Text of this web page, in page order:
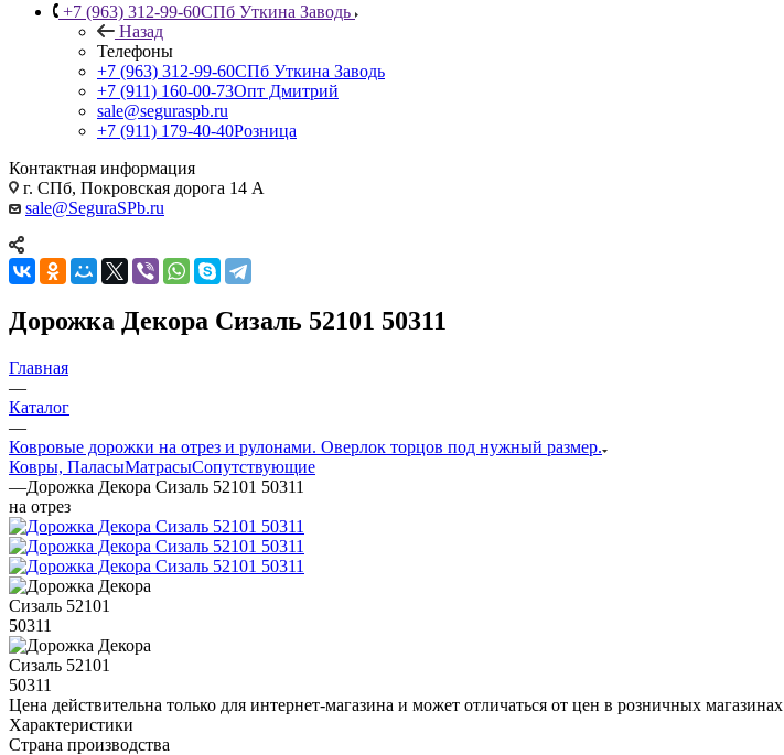
+7 (963) 312-99-60СПб Уткина Заводь
Назад
Телефоны
+7 (963) 312-99-60СПб Уткина Заводь
+7 (911) 160-00-73Опт Дмитрий
sale@seguraspb.ru
+7 (911) 179-40-40Розница
Контактная информация
г. СПб, Покровская дорога 14 А
sale@SeguraSPb.ru
Дорожка Декора Сизаль 52101 50311
Главная
—
Каталог
—
Ковровые дорожки на отрез и рулонами. Оверлок торцов под нужный размер.
Ковры, ПаласыМатрасыСопутствующие
—Дорожка Декора Сизаль 52101 50311
на отрез
Цена действительна только для интернет-магазина и может отличаться от цен в розничных магазинах
Характеристики
Страна производства